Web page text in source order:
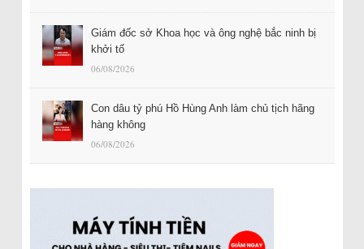
Giám đốc sở Khoa học và ông nghệ bắc ninh bị
khởi tố
06/08/2026
Con dâu tỷ phú Hồ Hùng Anh làm chủ tịch hãng
hàng không
06/08/2026